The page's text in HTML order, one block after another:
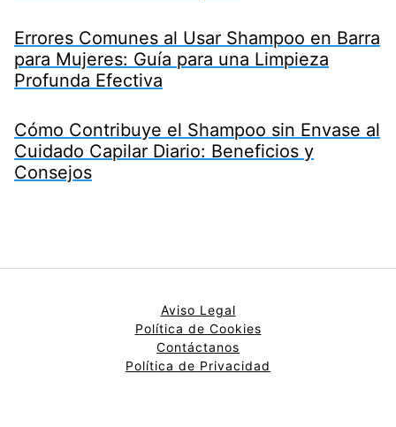
Errores Comunes al Usar Shampoo en Barra
para Mujeres: Guía para una Limpieza
Profunda Efectiva
Cómo Contribuye el Shampoo sin Envase al
Cuidado Capilar Diario: Beneficios y
Consejos
Aviso Legal
Política de Cookies
Contáctanos
Política de Privacidad